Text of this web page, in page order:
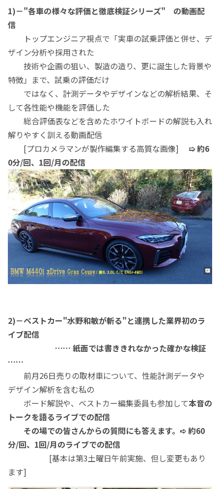
1)－"各車の様々な評価と徹底検証シリーズ" の動画配
信
トップエンジニア視点で「実車の試乗評価と併せ、デ
ザイン分析や採用された
技術や企画の狙い、製造の造り、更に誕生した背景や
特徴」まで、試乗の評価だけ
ではなく、計測データやデザインなどの解析結果、そ
して各性能や機能を評価した
総合評価表などを含めたホワイトボードの解説も入れ
解りやすく訓える動画配信
[プロカメラマンが製作編集する高質な画像] ➯ 約6
0分/回、1回/月の配信
2)－ベストカー"水野和敏が斬る"と連携した業界初のラ
イブ配信
…… 紙面では書ききれなかった確かな検証
……
前月26日売りの取材車について、性能計測データや
デザイン解析を含む私の
ボード解説や、ベストカー編集委員も参加して本音の
トークを語るライブでの配信
その場での皆さんからの質問にも答えます。 ➪ 約60
分/回、1回/月のライブでの配信
[基本は第3土曜日午前実施、但し変更もあり
ます]